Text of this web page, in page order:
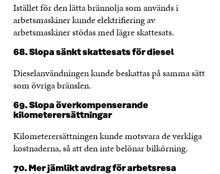
Istället för den lätta brännolja som används i
arbetsmaskiner kunde elektrifiering av
arbetsmaskiner stödas med lägre skattesats.
68. Slopa sänkt skattesats för diesel
Dieselanvändningen kunde beskattas på samma sätt
som övriga bränslen.
69. Slopa överkompenserande
kilometerersättningar
Kilometerersättningen kunde motsvara de verkliga
kostnaderna, så att den inte belönar bilkörning.
70. Mer jämlikt avdrag för arbetsresa